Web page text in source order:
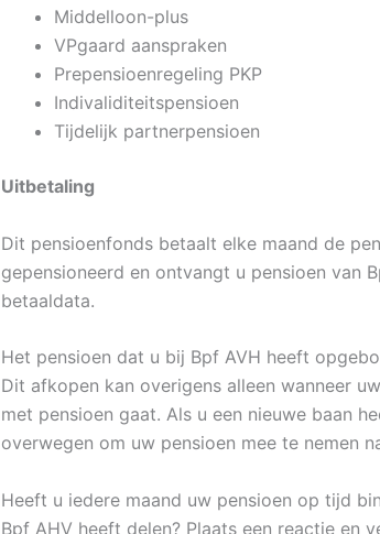
Middelloon-plus
VPgaard aanspraken
Prepensioenregeling PKP
Indivaliditeitspensioen
Tijdelijk partnerpensioen
Uitbetaling
Dit pensioenfonds betaalt elke maand de
gepensioneerd en ontvangt u pensioen van
betaaldata.
Het pensioen dat u bij Bpf AVH heeft
Dit afkopen kan overigens alleen wanneer
met pensioen gaat. Als u een nieuwe baan
overwegen om uw pensioen mee te nemen
Heeft u iedere maand uw pensioen op tijd
Bpf AHV heeft delen? Plaats een reactie en